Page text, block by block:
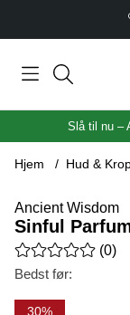
Slå til nu –
Hjem Hud &
Ancient Wisdom
Sinful
Gennemsnitlig
(0)
Bedst før:
30
Produktbilleder